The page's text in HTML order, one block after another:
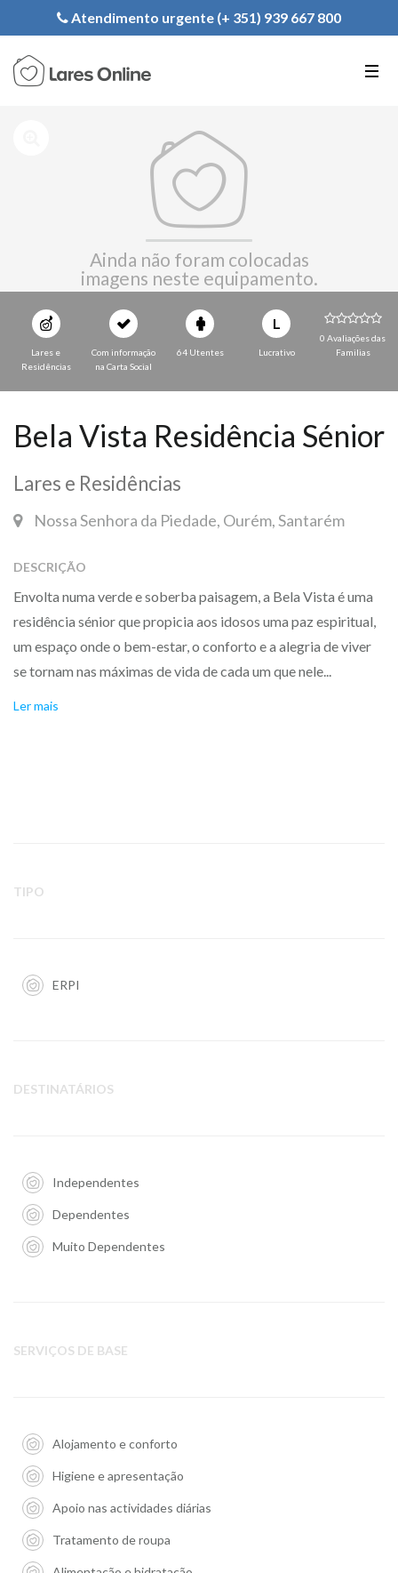
Registe a sua Instituição
Atendimento urgente (+ 351) 939 667 800
Ainda não foram colocadas
imagens neste equipamento.
Lares e
Residências
Com informação
na Carta Social
64 Utentes
L
Lucrativo
0 Avaliações das
Familias
Bela Vista Residência Sénior
Lares e Residências
Nossa Senhora da Piedade, Ourém, Santarém
DESCRIÇÃO
Envolta numa verde e soberba paisagem, a Bela Vista é uma
residência sénior que propicia aos idosos uma paz espiritual,
um espaço onde o bem-estar, o conforto e a alegria de viver
se tornam nas máximas de vida de cada um que nele...
Ler mais
TIPO
ERPI
DESTINATÁRIOS
Independentes
Dependentes
Muito Dependentes
SERVIÇOS DE BASE
Alojamento e conforto
Higiene e apresentação
Apoio nas actividades diárias
Tratamento de roupa